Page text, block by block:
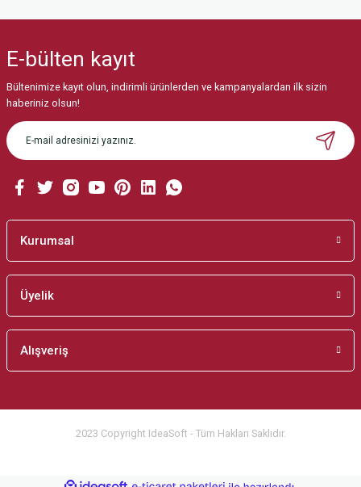
E-bülten kayıt
Bültenimize kayıt olun, indirimli ürünlerden ve kampanyalardan ilk sizin
haberiniz olsun!
Kurumsal
Üyelik
Alışveriş
2023 Copyright IdeaSoft - Tüm Hakları Saklıdır.